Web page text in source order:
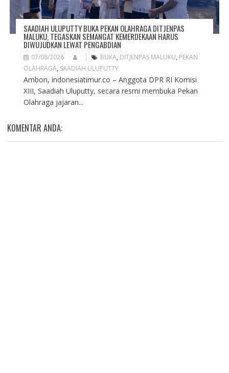
SAADIAH ULUPUTTY BUKA PEKAN OLAHRAGA DITJENPAS
MALUKU, TEGASKAN SEMANGAT KEMERDEKAAN HARUS
DIWUJUDKAN LEWAT PENGABDIAN
07/08/2026 BUKA, DITJENPAS MALUKU, PEKAN
OLAHRAGA, SAADIAH ULUPUTTY
Ambon, indonesiatimur.co – Anggota DPR RI Komisi
XIII, Saadiah Uluputty, secara resmi membuka Pekan
Olahraga jajaran...
KOMENTAR ANDA: